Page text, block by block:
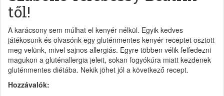
től!
A karácsony sem múlhat el kenyér nélkül. Egyik kedves
játékosunk és olvasónk egy gluténmentes kenyér receptet osztott
meg velünk, mivel sajnos allergiás. Egyre többen vélik felfedezni
magukon a gluténallergia jeleit, sokan fogyókúra miatt kezdenek
gluténmentes diétába. Nekik jöhet jól a következő recept.
Hozzávalók: